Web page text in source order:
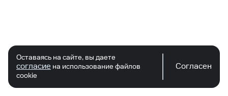
Оставаясь на сайте, вы даете
согласие на использование файлов
cookie
Согласен